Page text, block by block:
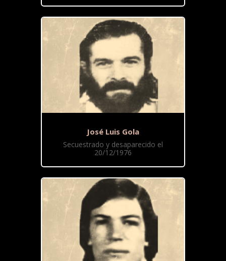
José Luis Gola
Secuestrado y desaparecido el
20/12/1976